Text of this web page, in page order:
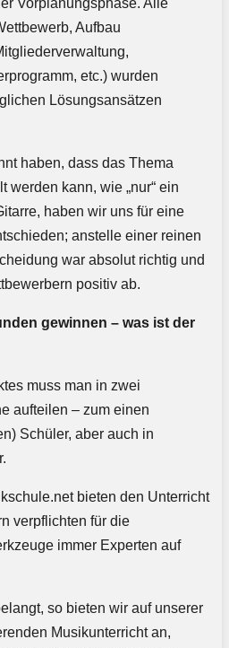
Vorplanungsphase. Alle
Aufbau
etc.) wurden
Lösungsansätzen
haben, dass das Thema
werden kann, wie „nur“ ein
haben wir uns für eine
anstelle einer reinen
war absolut richtig und
positiv ab.
gewinnen – was ist der
muss man in zwei
aufteilen – zum einen
Schüler, aber auch in
bieten den Unterricht
verpflichten für die
immer Experten auf
so bieten wir auf unserer
Musikunterricht an,